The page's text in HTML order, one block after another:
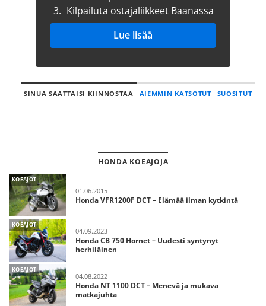
3. Kilpailuta ostajaliikkeet Baanassa
Lue lisää
SINUA SAATTAISI KIINNOSTAA AIEMMIN KATSOTUT SUOSITUT
HONDA KOEAJOJA
KOEAJOT
01.06.2015
Honda VFR1200F DCT – Elämää ilman kytkintä
KOEAJOT
04.09.2023
Honda CB 750 Hornet – Uudesti syntynyt
herhiläinen
KOEAJOT
04.08.2022
Honda NT 1100 DCT – Menevä ja mukava
matkajuhta